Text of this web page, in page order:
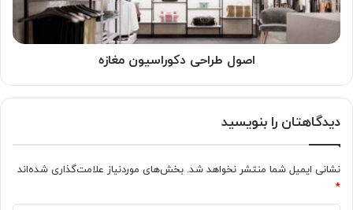
اصول طراحی دکوراسیون مغازه
دیدگاهتان را بنویسید
نشانی ایمیل شما منتشر نخواهد شد. بخش‌های موردنیاز علامت‌گذاری شده‌اند
*